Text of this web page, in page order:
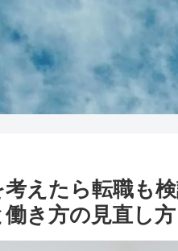
考えたら転職も
き方の見直し方